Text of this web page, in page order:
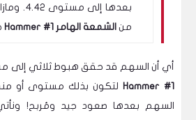
بعدها
من الشمعة الهامر Hammer #1
أي أن السهم قد حقق هبوط ثلاثي إلى
Hammer #1 لتكون بذلك مستوى أو
السهم بعدها صعود جيد ومُربح! ونأتي